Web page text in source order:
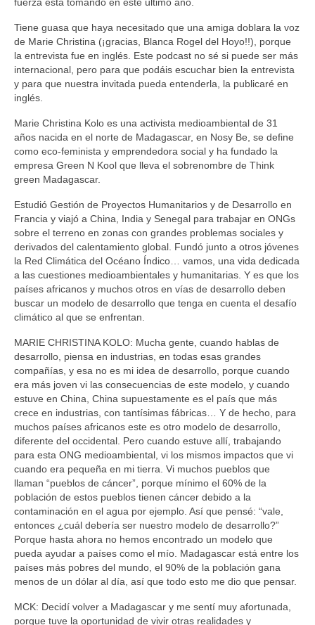
fuerza está tomando en este último año.
Tiene guasa que haya necesitado que una amiga doblara la voz
de Marie Christina (¡gracias, Blanca Rogel del Hoyo!!), porque
la entrevista fue en inglés. Este podcast no sé si puede ser más
internacional, pero para que podáis escuchar bien la entrevista
y para que nuestra invitada pueda entenderla, la publicaré en
inglés.
Marie Christina Kolo es una activista medioambiental de 31
años nacida en el norte de Madagascar, en Nosy Be, se define
como eco-feminista y emprendedora social y ha fundado la
empresa Green N Kool que lleva el sobrenombre de Think
green Madagascar.
Estudió Gestión de Proyectos Humanitarios y de Desarrollo en
Francia y viajó a China, India y Senegal para trabajar en ONGs
sobre el terreno en zonas con grandes problemas sociales y
derivados del calentamiento global. Fundó junto a otros jóvenes
la Red Climática del Océano Índico… vamos, una vida dedicada
a las cuestiones medioambientales y humanitarias. Y es que los
países africanos y muchos otros en vías de desarrollo deben
buscar un modelo de desarrollo que tenga en cuenta el desafío
climático al que se enfrentan.
MARIE CHRISTINA KOLO: Mucha gente, cuando hablas de
desarrollo, piensa en industrias, en todas esas grandes
compañías, y esa no es mi idea de desarrollo, porque cuando
era más joven vi las consecuencias de este modelo, y cuando
estuve en China, China supuestamente es el país que más
crece en industrias, con tantísimas fábricas… Y de hecho, para
muchos países africanos este es otro modelo de desarrollo,
diferente del occidental. Pero cuando estuve allí, trabajando
para esta ONG medioambiental, vi los mismos impactos que vi
cuando era pequeña en mi tierra. Vi muchos pueblos que
llaman “pueblos de cáncer”, porque mínimo el 60% de la
población de estos pueblos tienen cáncer debido a la
contaminación en el agua por ejemplo. Así que pensé: “vale,
entonces ¿cuál debería ser nuestro modelo de desarrollo?”
Porque hasta ahora no hemos encontrado un modelo que
pueda ayudar a países como el mío. Madagascar está entre los
países más pobres del mundo, el 90% de la población gana
menos de un dólar al día, así que todo esto me dio que pensar.
MCK: Decidí volver a Madagascar y me sentí muy afortunada,
porque tuve la oportunidad de vivir otras realidades y